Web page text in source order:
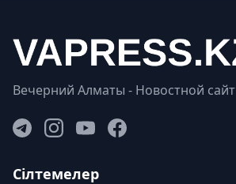
Вечерний Алматы - Новостной сайт
Сілтемелер